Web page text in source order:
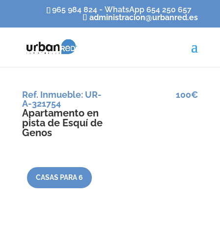
965 984 824 - WhatsApp 654 250 657
administracion@urbanred.es
Ref. Inmueble: UR-
A-321754
Apartamento en
pista de Esquí de
Genos
100€
CASAS PARA 6